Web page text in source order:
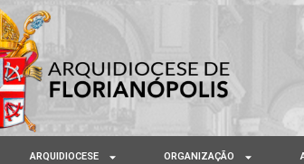
ARQUIDIOCESE ORGANIZAÇÃO